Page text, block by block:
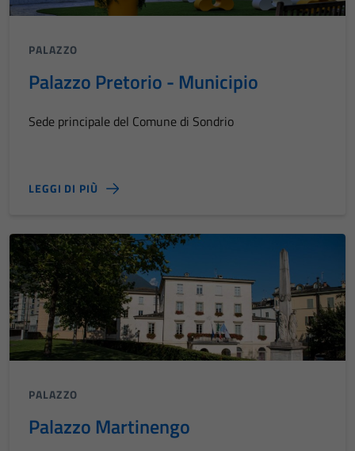
PALAZZO
Palazzo Pretorio - Municipio
Sede principale del Comune di Sondrio
LEGGI DI PIÙ
PALAZZO
Palazzo Martinengo